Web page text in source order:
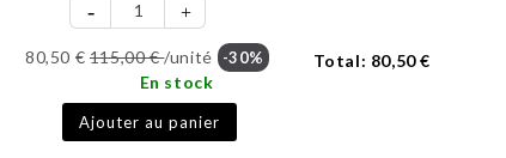
80,50 € 115,00 €/unité -30%
En stock
Ajouter au panier
Total: 80,50 €